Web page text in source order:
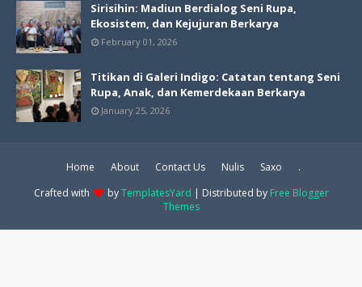
Sirisihin: Madiun Berdialog Seni Rupa,
Ekosistem, dan Kejujuran Berkarya
February 01, 2026
Titikan di Galeri Indigo: Catatan tentang Seni
Rupa, Anak, dan Kemerdekaan Berkarya
January 25, 2026
Home About Contact Us Nulis Saxo
.
Crafted with
byTemplatesYard | Distributed by Free Blogger
Themes